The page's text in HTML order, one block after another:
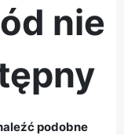
nie
podobne